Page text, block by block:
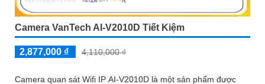
Camera VanTech AI-V2010D Tiết Kiệm
2,877,000 ₫ 4,110,000 ₫
Camera quan sát Wifi IP AI-V2010D là một sản phẩm được